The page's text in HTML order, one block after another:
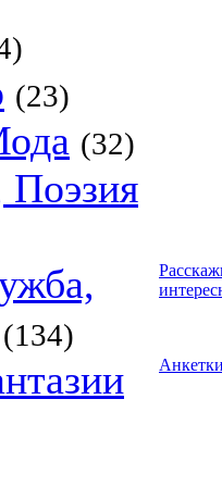
(23)
(32)
Поэзия
(134)